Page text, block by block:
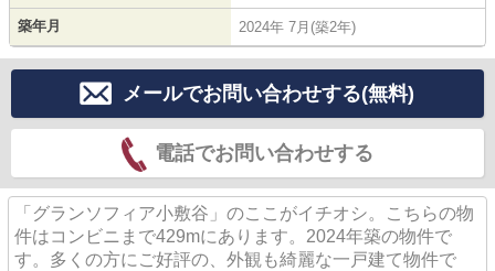
築年月 2024年 7月(築2年)
メールでお問い合わせする(無料)
電話でお問い合わせする
「グランソフィア小敷谷」のここがイチオシ。こちらの物
件はコンビニまで429mにあります。2024年築の物件で
す。多くの方にご好評の、外観も綺麗な一戸建て物件で